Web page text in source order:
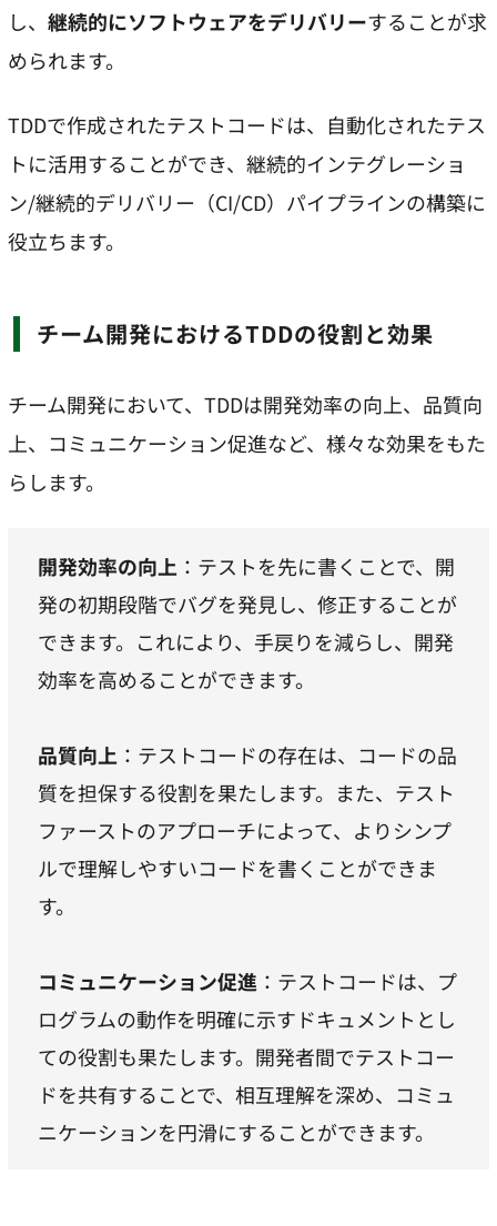
し、 継続的にソフトウェアをデリバリーすることが求
められます。
TDDで作成されたテストコードは、自動化されたテス
トに活用することができ、継続的インテグレーショ
ン/継続的デリバリー（CI/CD）パイプラインの構築に
役立ちます。
チーム開発におけるTDDの役割と効果
チーム開発において、TDDは開発効率の向上、品質向
上、コミュニケーション促進など、様々な効果をもた
らします。
開発効率の向上 ：テストを先に書くことで、開
発の初期段階でバグを発見し、修正することが
できます。これにより、手戻りを減らし、開発
効率を高めることができます。
品質向上 ：テストコードの存在は、コードの品
質を担保する役割を果たします。また、テスト
ファーストのアプローチによって、よりシンプ
ルで理解しやすいコードを書くことができま
す。
コミュニケーション促進 ：テストコードは、プ
ログラムの動作を明確に示すドキュメントとし
ての役割も果たします。開発者間でテストコー
ドを共有することで、相互理解を深め、コミュ
ニケーションを円滑にすることができます。